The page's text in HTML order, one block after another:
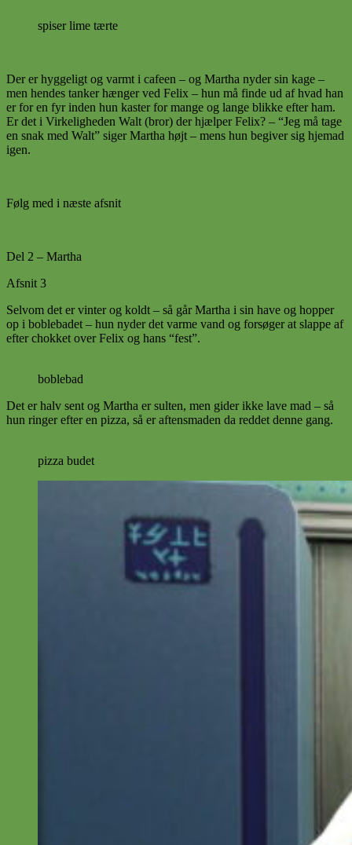
spiser lime tærte
Der er hyggeligt og varmt i cafeen – og Martha nyder sin kage –
men hendes tanker hænger ved Felix – hun må finde ud af hvad han
er for en fyr inden hun kaster for mange og lange blikke efter ham.
Er det i Virkeligheden Walt (bror) der hjælper Felix? – “Jeg må tage
en snak med Walt” siger Martha højt – mens hun begiver sig hjemad
igen.
Følg med i næste afsnit
Del 2 – Martha
Afsnit 3
Selvom det er vinter og koldt – så går Martha i sin have og hopper
op i boblebadet – hun nyder det varme vand og forsøger at slappe af
efter chokket over Felix og hans “fest”.
boblebad
Det er halv sent og Martha er sulten, men gider ikke lave mad – så
hun ringer efter en pizza, så er aftensmaden da reddet denne gang.
pizza budet